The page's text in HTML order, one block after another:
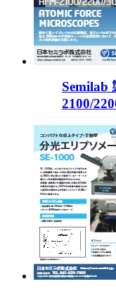
2100/